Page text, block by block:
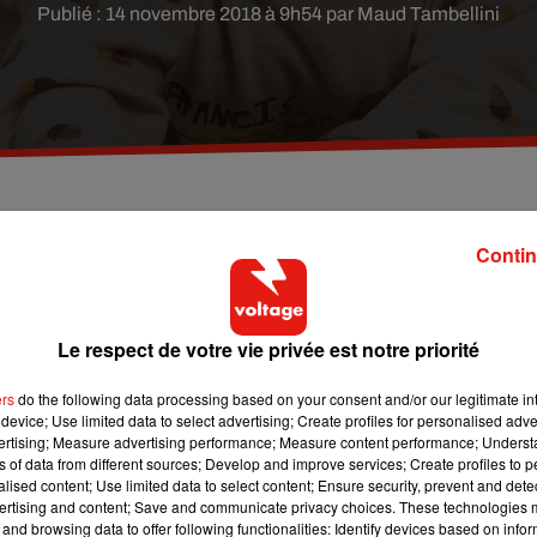
Publié : 14 novembre 2018 à 9h54 par Maud Tambellini
de nos tout petits. Et pourtant, c'est
areuh. Des chercheurs américains ont présenté récemment
pour le progrès et la science.
réussissent généralement mieux à l’école. Les
selon leur milieu d’appartenance.
dans les structures mêmes du cerveau. La partie cognitive
parents ne sont pas diplômés et n’utilisent que très peu un
Le respect de votre vie privée est notre priorité
do the following data processing based on your consent and/or our legitimate
Use limited data to select advertising; Create profiles for personalised
Measure advertising performance; Measure content performance;
of data from different sources; Develop and improve services; Create profiles to
content; Use limited data to select content; Ensure security, prevent and
and content; Save and communicate privacy choices. These technologies
browsing data to offer following functionalities: Identify devices based on